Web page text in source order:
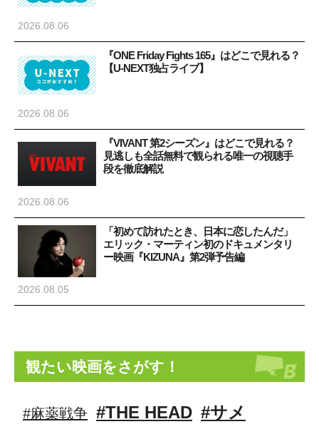
2026.08.06
『ONE Friday Fights 165』はどこで見れる？
【U-NEXT独占ライブ】
2026.08.06
『VIVANT 第2シーズン』はどこで見れる？
見逃しも全話無料で観られる唯一の視聴手
段を徹底解説
2026.08.06
「初めて訪れたとき、日本に恋したんだ」
エリック・マーティン初のドキュメンタリ
ー映画『KIZUNA』第2弾予告編
2026.08.05
観たい映画をさがす！
#麻薬戦争 #THE HEAD #サメ